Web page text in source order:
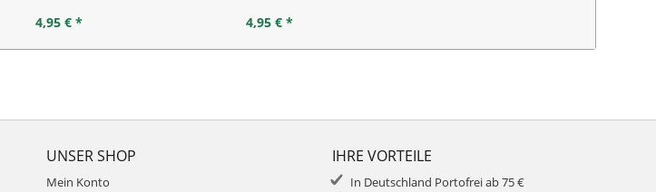
4,95 € * 4,95 € *
UNSER SHOP
Mein Konto
IHRE VORTEILE
In Deutschland Portofrei ab 75 €